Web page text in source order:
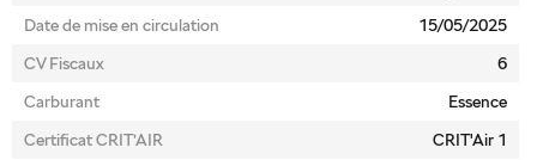
Date de mise en circulation
15/05/2025
CV Fiscaux
6
Carburant
Essence
Certificat CRIT’AIR
CRIT'Air 1